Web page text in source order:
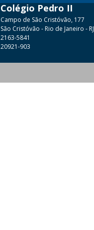
Colégio Pedro II
Campo de São Cristóvão, 177
São Cristóvão - Rio de Janeiro - RJ
2163-5841
20921-903